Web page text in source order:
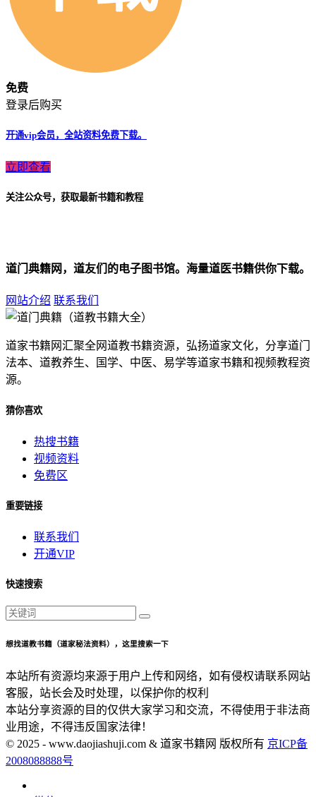
免费
登录后购买
开通vip会员，全站资料免费下载。
立即查看
关注公众号，获取最新书籍和教程
道门典籍网，道友们的电子图书馆。海量道医书籍供你下载。
网站介绍 联系我们
道家书籍网汇聚全网道教书籍资源，弘扬道家文化，分享道门
法本、道教养生、国学、中医、易学等道家书籍和视频教程资
源。
猜你喜欢
热搜书籍
视频资料
免费区
重要链接
联系我们
开通VIP
快速搜索
想找道教书籍（道家秘法资料），这里搜索一下
本站所有资源均来源于用户上传和网络，如有侵权请联系网站
客服，站长会及时处理，以保护你的权利
本站分享资源的目的仅供大家学习和交流，不得使用于非法商
业用途，不得违反国家法律！
© 2025 - www.daojiashuji.com & 道家书籍网 版权所有 京ICP备
2008088888号